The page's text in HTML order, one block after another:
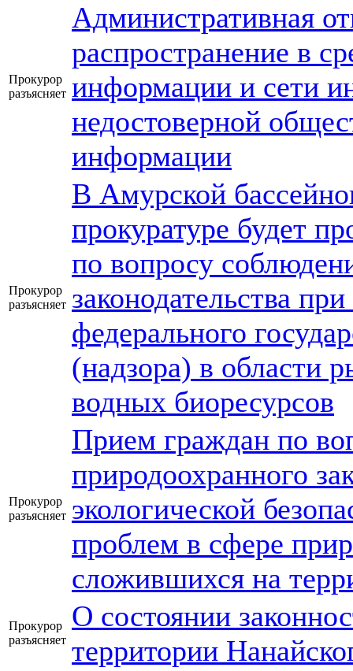
Прокурор
разъясняет
Административная
распространение в
информации и сети
недостоверной
информации
Прокурор
разъясняет
В Амурской
прокуратуре будет
по вопросу
законодательства
федерального
(надзора) в области
водных биоресурсов
Прокурор
разъясняет
Прием граждан по
природоохранного
экологической
проблем в сфере
сложившихся на
Прокурор
разъясняет
О состоянии
территории